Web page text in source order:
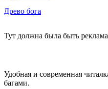
Древо бога
Тут должна была быть
Удобная и современная
багами.